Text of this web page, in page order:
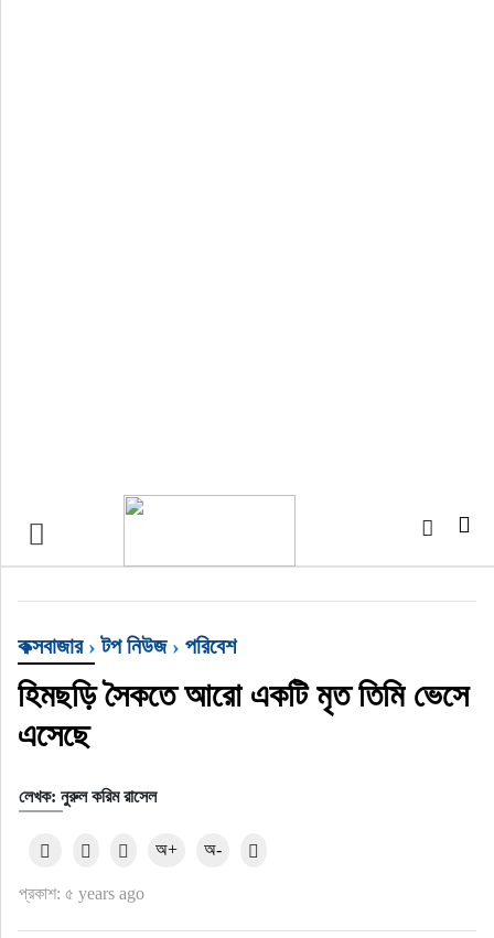
খেলাধুলা
বিনোদন
অর্থ-বানিজ্য
অন্যান্য
কক্সবাজার›টপ নিউজ› পরিবেশ
হিমছড়ি সৈকতে আরো একটি মৃত তিমি ভেসে
এসেছে
লেখক: নুরুল করিম রাসেল
প্রকাশ: ৫ years ago
অ+ অ-